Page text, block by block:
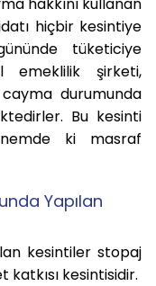
hiçbir kesintiye
tüketiciye
emeklilik şirketi,
durumunda
Bu kesinti
ki masraf
Yapılan
kesintiler stopaj
katkısı kesintisidir.